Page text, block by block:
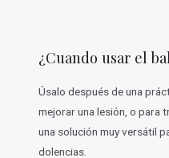
¿Cuando usar el
Úsalo después de una
mejorar una lesión, o para
una solución muy versátil
dolencias.